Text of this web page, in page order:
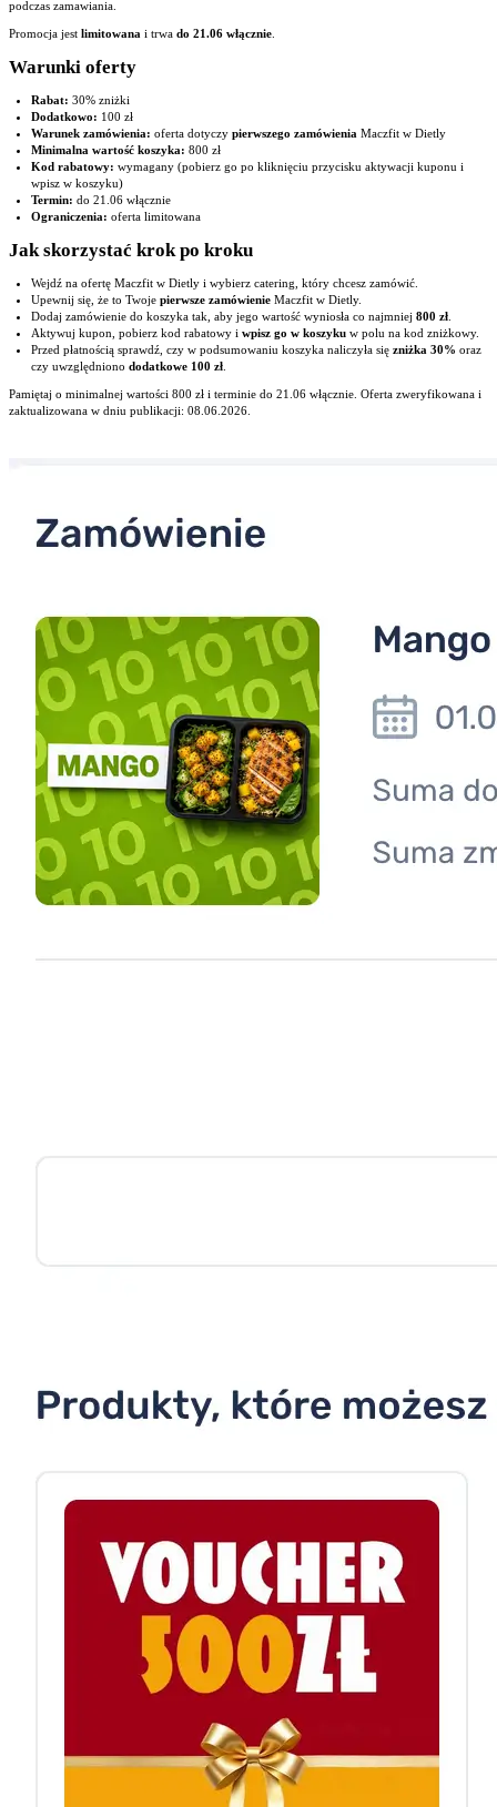
podczas zamawiania.
Promocja jest limitowana i trwa do 21.06 włącznie
Warunki oferty
Rabat: 30% zniżki
Dodatkowo: 100 zł
Warunek zamówienia: oferta dotyczy pierwszego zamówienia Maczfit w Dietly
Minimalna wartość koszyka: 800 zł
Kod rabatowy: wymagany (pobierz go po kliknięciu przycisku aktywacji kuponu i
wpisz w koszyku)
Termin: do 21.06 włącznie
Ograniczenia: oferta limitowana
Jak skorzystać krok po kroku
Wejdź na ofertę Maczfit w Dietly i wybierz catering, który chcesz zamówić.
Upewnij się, że to Twoje pierwsze zamówienie Maczfit w Dietly.
Dodaj zamówienie do koszyka tak, aby jego wartość wyniosła co najmniej 800 zł
Aktywuj kupon, pobierz kod rabatowy i wpisz go w koszyku w polu na kod zniżkowy.
Przed płatnością sprawdź, czy w podsumowaniu koszyka naliczyła się zniżka 30% oraz
czy uwzględniono dodatkowe 100 zł
Pamiętaj o minimalnej wartości 800 zł i terminie do 21.06 włącznie. Oferta zweryfikowana i
zaktualizowana w dniu publikacji: 08.06.2026.